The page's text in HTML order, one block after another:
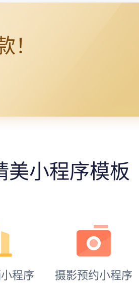
！
美小程序模板
程序 摄影预约小程序